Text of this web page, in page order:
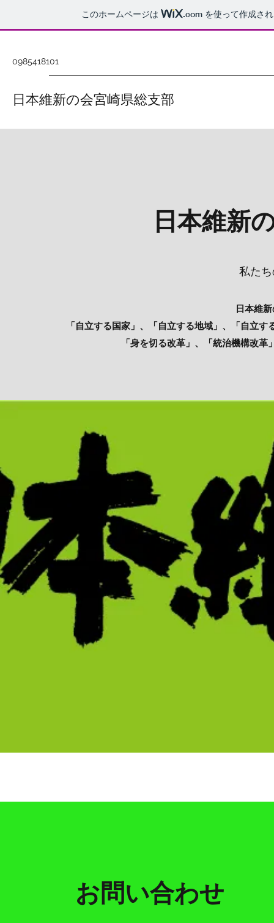
このホームページは .com を使って作成さ
0985418101
日本維新の会宮崎県総支部
日本維新
私た
日本維
「自立する国家」、「自立する地域」、「自立
「身を切る改革」、「統治機構改
お問い合わせ